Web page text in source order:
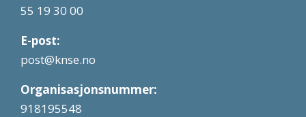
55 19 30 00
E-post:
post@knse.no
Organisasjonsnummer:
918195548